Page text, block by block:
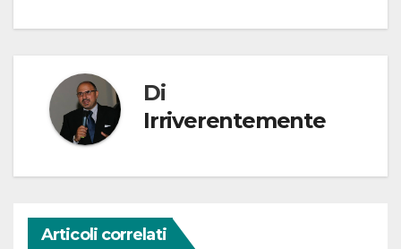
Di
Irriverentemente
Articoli correlati